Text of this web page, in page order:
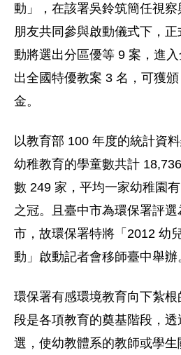
動」，在該署吳鈴筑簡任視
朋友共同參與啟動儀式下，
動將選出分區優等 9 案，進
出全國特優教案 3 名，可獲
金。
以教育部 100 年度的統計資
幼稚教育的學童數共計
數 249 家，平均一家幼稚園
之冠。且臺中市為環保署評
市，故環保署特將「2012 幼
動」啟動記者會移師臺中舉辦
環保署有感環境教育向下紮
段是各項教育的奠基階段，
選，使幼教體系的教師或學